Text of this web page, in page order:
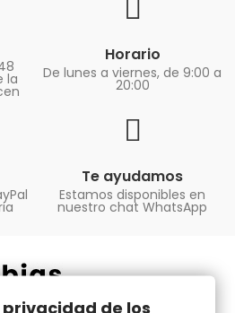
la
Horario
De lunes a viernes, de 9:00 a
20:00
Te ayudamos
Estamos disponibles en
nuestro chat WhatsApp
de los